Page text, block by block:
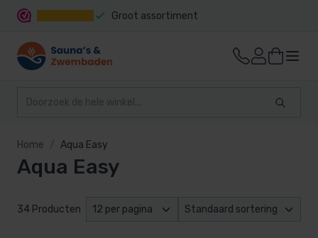
Groot assortiment
Home Aqua Easy
Aqua Easy
34 Producten